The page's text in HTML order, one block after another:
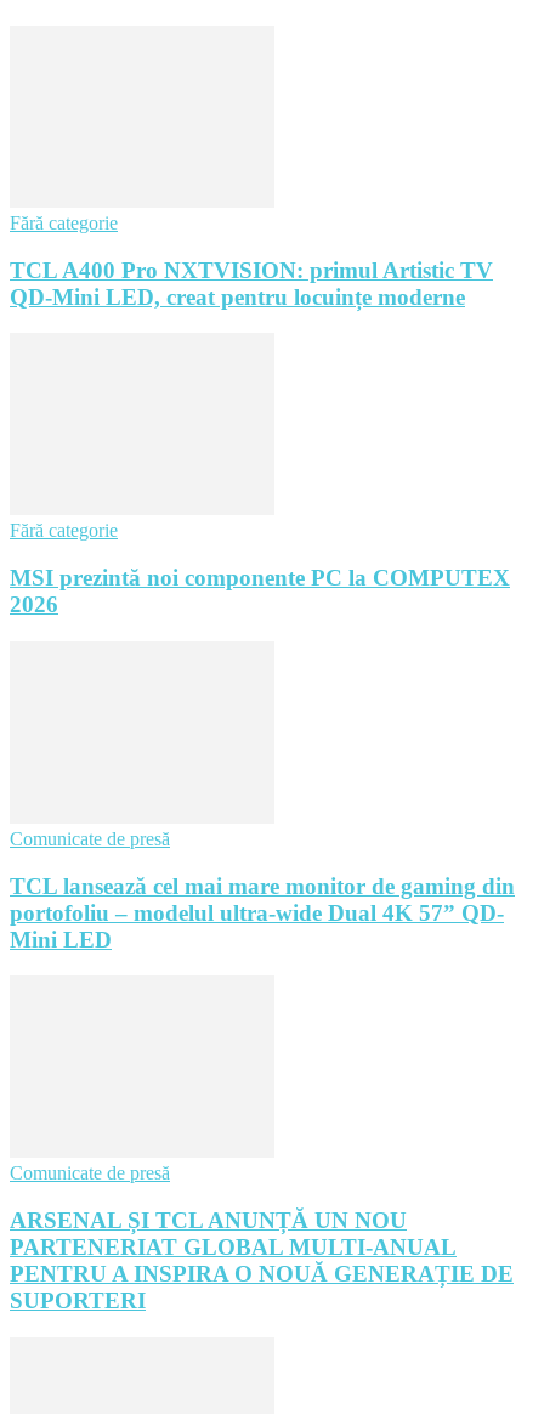
Fără categorie
TCL A400 Pro NXTVISION: primul Artistic TV
QD-Mini LED, creat pentru locuințe moderne
Fără categorie
MSI prezintă noi componente PC la COMPUTEX
2026
Comunicate de presă
TCL lansează cel mai mare monitor de gaming din
portofoliu – modelul ultra-wide Dual 4K 57” QD-
Mini LED
Comunicate de presă
ARSENAL ȘI TCL ANUNȚĂ UN NOU
PARTENERIAT GLOBAL MULTI-ANUAL
PENTRU A INSPIRA O NOUĂ GENERAȚIE DE
SUPORTERI